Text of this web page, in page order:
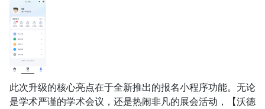
此次升级的核心亮点在于全新推出的报名小程序功能。无论
是学术严谨的学术会议，还是热闹非凡的展会活动，【沃德